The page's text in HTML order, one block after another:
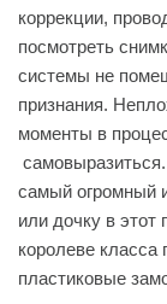
коррекции,
посмотреть
системы не
признания.
моменты в
самый огромный
или дочку в этот
королеве
пластиковые